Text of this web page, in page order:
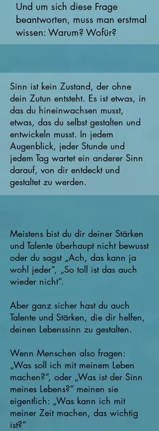
Sinn ist kein Zustand, der ohne
dein Zutun entsteht. Es ist etwas, in
das du hineinwachsen musst,
etwas, das du selbst gestalten und
entwickeln musst. In jedem
Augenblick, jeder Stunde und
jedem Tag wartet ein anderer Sinn
darauf, von dir entdeckt und
gestaltet zu werden.
Und um sich diese Frage
beantworten, muss man erstmal
wissen: Warum? Wofür?
Meistens bist du dir deiner Stärken
und Talente überhaupt nicht bewusst
oder du sagst „Ach, das kann ja
wohl jeder“, „So toll ist das auch
wieder nicht“.
Aber ganz sicher hast du auch
Talente und Stärken, die dir helfen,
deinen Lebenssinn zu gestalten.
Wenn Menschen also fragen:
„Was soll ich mit meinem Leben
machen?“, oder „Was ist der Sinn
meines Lebens?“ meinen sie
eigentlich: „Was kann ich mit
meiner Zeit machen, das wichtig
ist?“